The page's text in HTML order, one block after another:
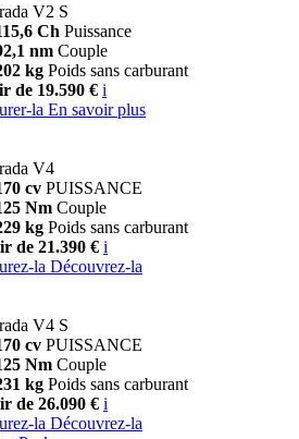
V2 S
Ch Puissance
nm Couple
kg Poids sans carburant
de 19.590 € i
la En savoir plus
V4
cv PUISSANCE
Nm Couple
kg Poids sans carburant
de 21.390 € i
la Découvrez-la
V4 S
cv PUISSANCE
Nm Couple
kg Poids sans carburant
de 26.090 € i
la Découvrez-la